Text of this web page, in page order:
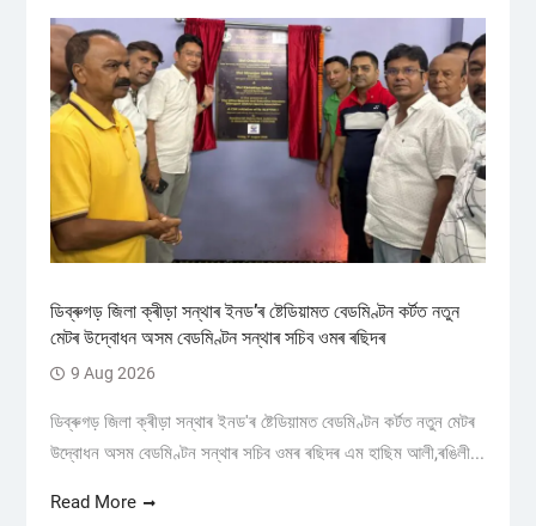
ডিব্ৰুগড় জিলা ক্ৰীড়া সন্থাৰ ইনড’ৰ ষ্টেডিয়ামত বেডমিণ্টন কৰ্টত নতুন
মেটৰ উদ্বোধন অসম বেডমিণ্টন সন্থাৰ সচিব ওমৰ ৰছিদৰ
9 Aug 2026
ডিব্ৰুগড় জিলা ক্ৰীড়া সন্থাৰ ইনড'ৰ ষ্টেডিয়ামত বেডমিণ্টন কৰ্টত নতুন মেটৰ
উদ্বোধন অসম বেডমিণ্টন সন্থাৰ সচিব ওমৰ ৰছিদৰ এম হাছিম আলী,ৰঙিলী...
Read More